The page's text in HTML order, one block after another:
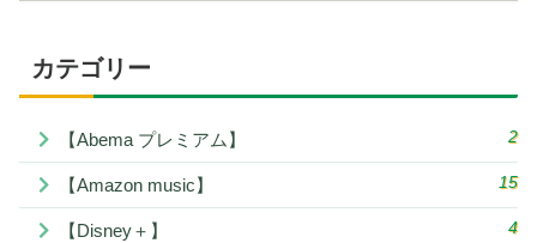
カテゴリー
【Abema プレミアム】 2
【Amazon music】 15
【Disney＋】 4